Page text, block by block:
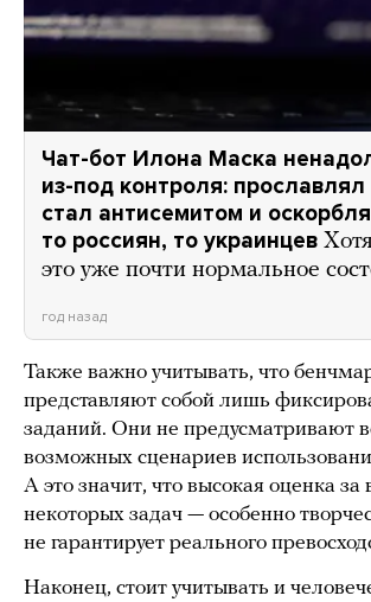
Чат-бот Илона Маска
из-под контроля: прославлял
стал антисемитом и
то россиян, то украинцев
это уже почти нормальное
год назад
Также важно учитывать, что
представляют собой лишь
заданий. Они не предусматривают
возможных сценариев
А это значит, что высокая оценка
некоторых задач — особенно
не гарантирует реального
Наконец, стоит учитывать и